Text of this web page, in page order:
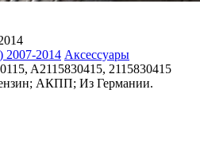
2007-2014 Аксессуары
A2115830415, 2115830415
АКПП; Из Германии.